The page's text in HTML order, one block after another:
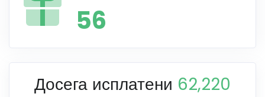
56
Досега исплатени 62,220